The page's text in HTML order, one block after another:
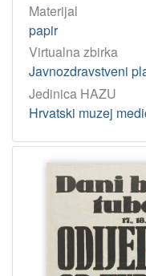
Materijal
papir
Virtualna zbirka
Javnozdravstveni
Jedinica HAZU
Hrvatski muzej